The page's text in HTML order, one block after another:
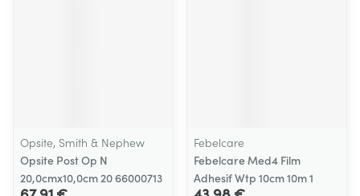
Opsite, Smith & Nephew
Opsite Post Op N
20,0cmx10,0cm 20 66000713
Febelcare
Febelcare Med4 Film
Adhesif Wtp 10cm 10m 1